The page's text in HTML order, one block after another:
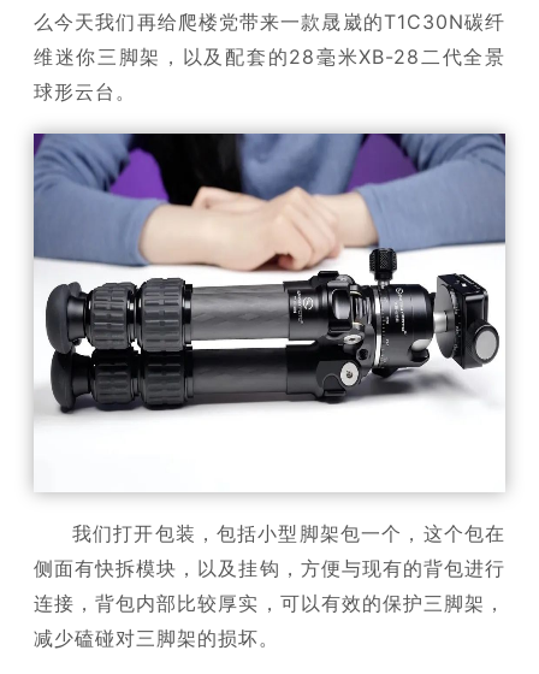
么今天我们再给爬楼党带来一款晟崴的T1C30N碳纤
维迷你三脚架，以及配套的28毫米XB-28二代全景
球形云台。
我们打开包装，包括小型脚架包一个，这个包在
侧面有快拆模块，以及挂钩，方便与现有的背包进行
连接，背包内部比较厚实，可以有效的保护三脚架，
减少磕碰对三脚架的损坏。